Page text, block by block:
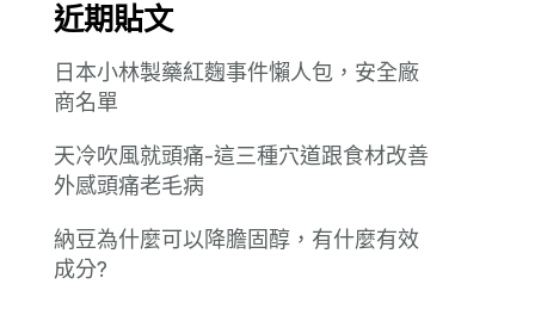
近期貼文
日本小林製藥紅麴事件懶人包，安全廠
商名單
天冷吹風就頭痛-這三種穴道跟食材改善
外感頭痛老毛病
納豆為什麼可以降膽固醇，有什麼有效
成分?